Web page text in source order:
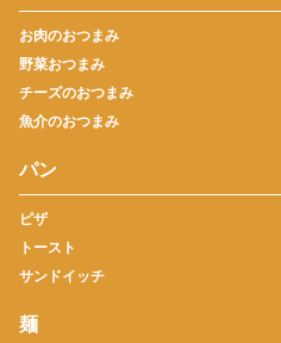
お肉のおつまみ
野菜おつまみ
チーズのおつまみ
魚介のおつまみ
パン
ピザ
トースト
サンドイッチ
麺